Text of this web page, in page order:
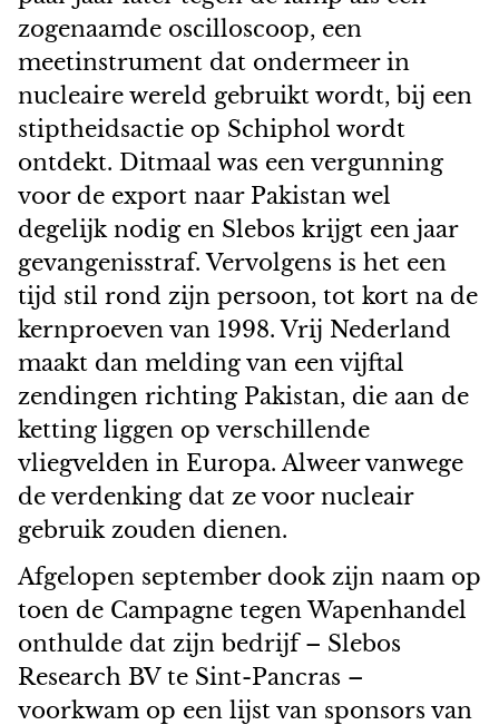
zogenaamde oscilloscoop, een
meetinstrument dat ondermeer in
nucleaire wereld gebruikt wordt, bij een
stiptheidsactie op Schiphol wordt
ontdekt. Ditmaal was een vergunning
voor de export naar Pakistan wel
degelijk nodig en Slebos krijgt een jaar
gevangenisstraf. Vervolgens is het een
tijd stil rond zijn persoon, tot kort na de
kernproeven van 1998. Vrij Nederland
maakt dan melding van een vijftal
zendingen richting Pakistan, die aan de
ketting liggen op verschillende
vliegvelden in Europa. Alweer vanwege
de verdenking dat ze voor nucleair
gebruik zouden dienen.
Afgelopen september dook zijn naam op
toen de Campagne tegen Wapenhandel
onthulde dat zijn bedrijf – Slebos
Research BV te Sint-Pancras –
voorkwam op een lijst van sponsors van